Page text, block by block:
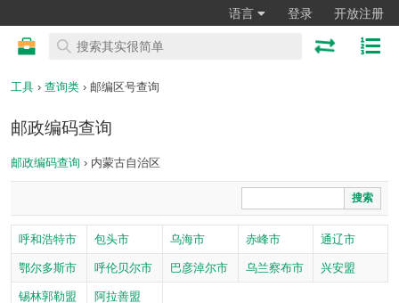
语言 登录 开放注册
工具 › 查询类 › 邮编区号查询
邮政编码查询
邮政编码查询 › 内蒙古自治区
搜索
呼和浩特市 包头市 乌海市 赤峰市 通辽市
鄂尔多斯市 呼伦贝尔市 巴彦淖尔市 乌兰察布市 兴安盟
锡林郭勒盟 阿拉善盟